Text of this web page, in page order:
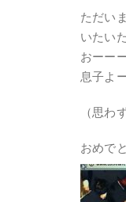
ただい
いたい
おーー
息子よ
（思わ
おめで